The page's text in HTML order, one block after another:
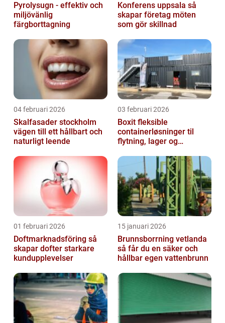
Pyrolysugn - effektiv och
miljövänlig
färgborttagning
Konferens uppsala så
skapar företag möten
som gör skillnad
04 februari 2026
Skalfasader stockholm
vägen till ett hållbart och
naturligt leende
03 februari 2026
Boxit fleksible
containerløsninger til
flytning, lager og
01 februari 2026
Doftmarknadsföring så
skapar dofter starkare
kundupplevelser
15 januari 2026
Brunnsborrning vetlanda
så får du en säker och
hållbar egen vattenbrunn